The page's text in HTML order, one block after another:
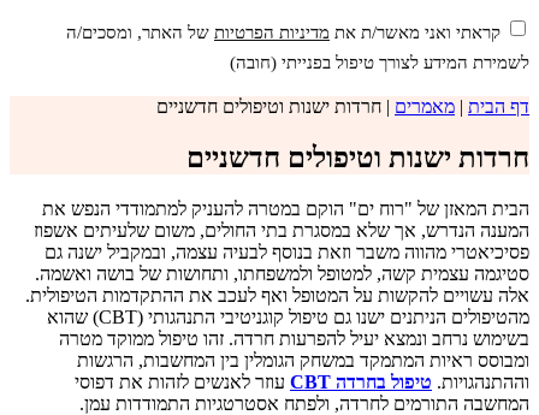
קראתי ואני מאשר/ת את מדיניות הפרטיות של האתר, ומסכים/ה
לשמירת המידע לצורך טיפול בפנייתי (חובה)
דף הבית | מאמרים | חרדות ישנות וטיפולים חדשניים
חרדות ישנות וטיפולים חדשניים
הבית המאזן של "רוח ים" הוקם במטרה להעניק למתמודדי הנפש את
המענה הנדרש, אך שלא במסגרת בתי החולים, משום שלעיתים אשפוז
פסיכיאטרי מהווה משבר וזאת בנוסף לבעיה עצמה, ובמקביל ישנה גם
סטיגמה עצמית קשה, למטופל ולמשפחתו, ותחושות של בושה ואשמה.
אלה עשויים להקשות על המטופל ואף לעכב את ההתקדמות הטיפולית.
מהטיפולים הניתנים ישנו גם טיפול קוגניטיבי התנהגותי (CBT) שהוא
בשימוש נרחב ונמצא יעיל להפרעות חרדה. זהו טיפול ממוקד מטרה
ומבוסס ראיות המתמקד במשחק הגומלין בין המחשבות, הרגשות
וההתנהגויות. טיפול בחרדה CBT
עוזר לאנשים לזהות את דפוסי
המחשבה התורמים לחרדה, ולפתח אסטרטגיות התמודדות עמן.